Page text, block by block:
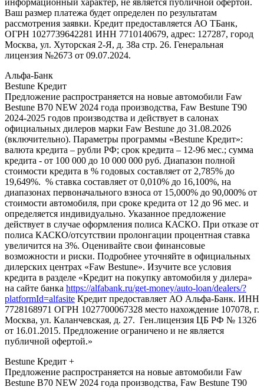
Ваш размер платежа будет определен по результатам
рассмотрения заявки. Кредит предоставляется АО ТБанк,
ОГРН 1027739642281 ИНН 7710140679, адрес: 127287, город
Москва, ул. Хуторская 2-Я, д. 38а стр. 26. Генеральная
лицензия №2673 от 09.07.2024.
Альфа-Банк
Bestune Кредит
Предложение распространяется на новые автомобили Faw
Bestune B70 NEW 2024 года производства, Faw Bestune T90
2024-2025 годов производства и действует в салонах
официальных дилеров марки Faw Bestune до 31.08.2026
(включительно). Параметры программы «Bestune Кредит»:
валюта кредита – рубли РФ; срок кредита – 12-96 мес.; сумма
кредита - от 100 000 до 10 000 000 руб. Диапазон полной
стоимости кредита в % годовых составляет от 2,785% до
19,649%. % ставка составляет от 0,010% до 16,100%, на
диапазонах первоначального взноса от 15,000% до 90,000% от
стоимости автомобиля, при сроке кредита от 12 до 96 мес. и
определяется индивидуально. Указанное предложение
действует в случае оформления полиса КАСКО. При отказе от
полиса КАСКО/отсутствии пролонгации процентная ставка
увеличится на 3%. Оценивайте свои финансовые
возможности и риски. Подробнее уточняйте в официальных
дилерских центрах «Faw Bestune». Изучите все условия
кредита в разделе «Кредит на покупку автомобиля у дилера»
на сайте банка https://alfabank.ru/get-money/auto-loan/dealers/?
platformId=alfasite Кредит предоставляет АО Альфа-Банк. ИНН
7728168971 ОГРН 1027700067328 место нахождение 107078, г.
Москва, ул. Каланчевская, д. 27. Ген.лицензия ЦБ РФ № 1326
от 16.01.2015. Предложение ограничено и не является
публичной офертой.»
Bestune Кредит +
Предложение распространяется на новые автомобили Faw
Bestune B70 NEW 2024 года производства, Faw Bestune T90